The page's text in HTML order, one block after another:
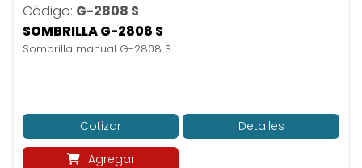
Código: G-2808 S
SOMBRILLA G-2808 S
Sombrilla manual G-2808 S
Cotizar Detalles
Agregar